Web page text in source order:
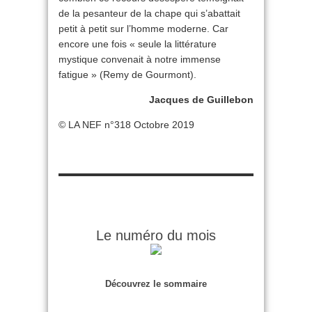
de la pesanteur de la chape qui s’abattait
petit à petit sur l’homme moderne. Car
encore une fois « seule la littérature
mystique convenait à notre immense
fatigue » (Remy de Gourmont).
Jacques de Guillebon
© LA NEF n°318 Octobre 2019
Le numéro du mois
Découvrez le sommaire